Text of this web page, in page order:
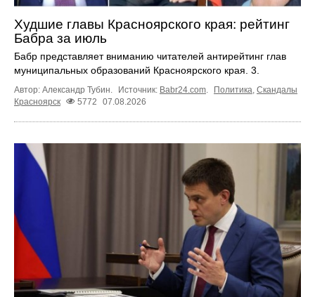
Худшие главы Красноярского края: рейтинг
Бабра за июль
Бабр представляет вниманию читателей антирейтинг глав
муниципальных образований Красноярского края. 3.
Автор: Александр Тубин. Источник: Babr24.com. Политика, Скандалы
Красноярск
5772 07.08.2026